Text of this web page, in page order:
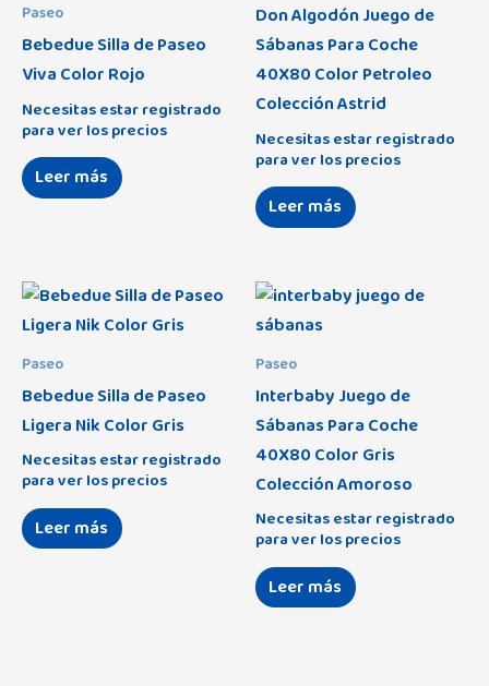
Paseo
Bebedue Silla de Paseo
Viva Color Rojo
Necesitas estar registrado
para ver los precios
Leer más
Don Algodón Juego de
Sábanas Para Coche
40X80 Color Petroleo
Colección Astrid
Necesitas estar registrado
para ver los precios
Leer más
Paseo
Bebedue Silla de Paseo
Ligera Nik Color Gris
Necesitas estar registrado
para ver los precios
Leer más
Paseo
Interbaby Juego de
Sábanas Para Coche
40X80 Color Gris
Colección Amoroso
Necesitas estar registrado
para ver los precios
Leer más